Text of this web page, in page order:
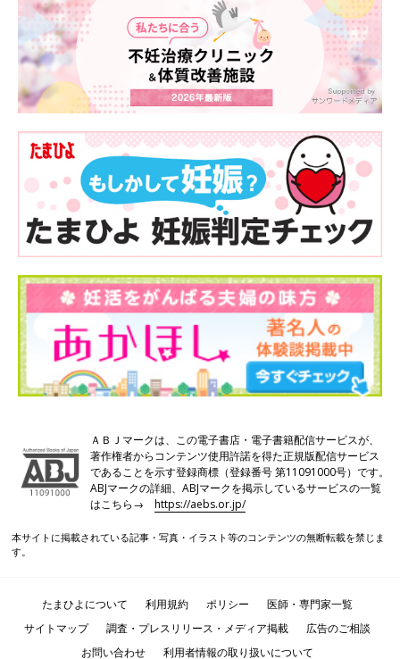
次から次へと目まぐるしい変化が起こり、大変なスピードで進み
ました。東北大学が体外受精に成功したわずか2年後にはもう腟
から針を刺す現在の採卵法が始まり、外来で採卵ができるよう
に。体外受精は今の姿に大きく近づきました。また、初期はおな
かに穴を開けても採れる卵は2～3個くらいだったのですが、
1981年に「hMG製剤」という、卵をたくさん育てる薬（排卵誘
発剤）が開発され、1回の採卵でたくさんのチャンスが得られる
ようになりました。卵がたくさん採れると、今度は「凍結」とい
う、卵を眠らせておく技術ができた。凍結胚でできた赤ちゃんが
世界で初めて誕生したのが1984年のことです。
■河合さん：
わずか数年で、そんなにたくさんの技術革新が起きたのですね。
たが生まれてきた頃――。
■京野先生：
男性不妊でも、顕微授精法という技術が出てきて、妊娠できる確
率が格段に上がりました。その翌年には、精液に精子がまったく
ない無精子症でも妊娠できるところまで発展したのです。また、
きく変えました。
自費診療での体外受精は高額に……
■京野先生：
そうした時代の変遷を経て、今があるのです。そして今も、医療
たして国の保険医療制度がついていけるのか、ということは少し
心配です。
ＡＢＪマークは、この電子書店・電子書籍配信サービスが、
著作権者からコンテンツ使用許諾を得た正規版配信サービス
であることを示す登録商標（登録番号 第11091000号）です。
ABJマークの詳細、ABJマークを掲示しているサービスの一覧
はこちら→https://aebs.or.jp/
本サイトに掲載されている記事・写真・イラスト等のコンテンツの無断転載を禁じま
す。
たまひよについて 利用規約 ポリシー
医師・専門家一覧
サイトマップ
調査・プレスリリース・メディア掲載
広告のご相談
お問い合わせ
利用者情報の取り扱いについて